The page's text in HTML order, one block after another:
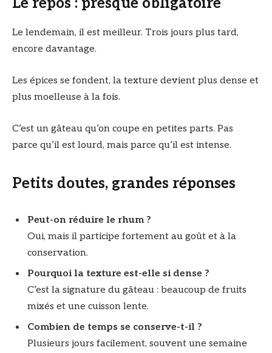
Le lendemain, il est meilleur. Trois jours plus tard,
encore davantage.
Les épices se fondent, la texture devient plus dense et
plus moelleuse à la fois.
C’est un gâteau qu’on coupe en petites parts. Pas
parce qu’il est lourd, mais parce qu’il est intense.
Petits doutes, grandes réponses
Peut-on réduire le rhum ?
Oui, mais il participe fortement au goût et à la
conservation.
Pourquoi la texture est-elle si dense ?
C’est la signature du gâteau : beaucoup de fruits
mixés et une cuisson lente.
Combien de temps se conserve-t-il ?
Plusieurs jours facilement, souvent une semaine